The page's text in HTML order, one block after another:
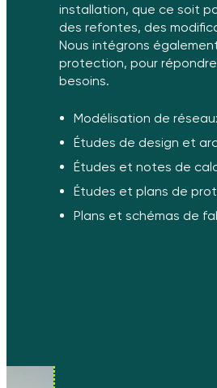
installation, que ce soit
des refontes, des
Nous intégrons
protection, pour
besoins.
Modélisation de
Études de design et
Études et notes de
Études et plans de
Plans et schémas de